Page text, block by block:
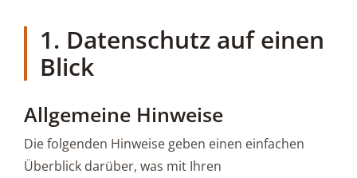
1. Datenschutz auf einen
Blick
Allgemeine Hinweise
Die folgenden Hinweise geben einen einfachen
Überblick darüber, was mit Ihren